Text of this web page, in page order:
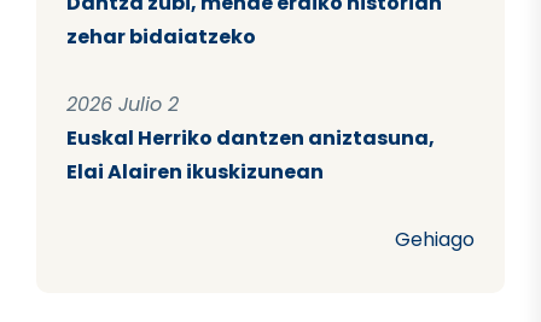
zehar bidaiatzeko
2026 Julio 2
Euskal Herriko dantzen aniztasuna,
Elai Alairen ikuskizunean
Gehiago